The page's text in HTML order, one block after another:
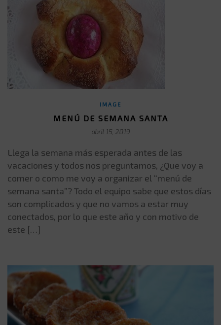
IMAGE
MENÚ DE SEMANA SANTA
abril 15, 2019
Llega la semana más esperada antes de las
vacaciones y todos nos preguntamos, ¿Que voy a
comer o como me voy a organizar el “menú de
semana santa”? Todo el equipo sabe que estos días
son complicados y que no vamos a estar muy
conectados, por lo que este año y con motivo de
este […]